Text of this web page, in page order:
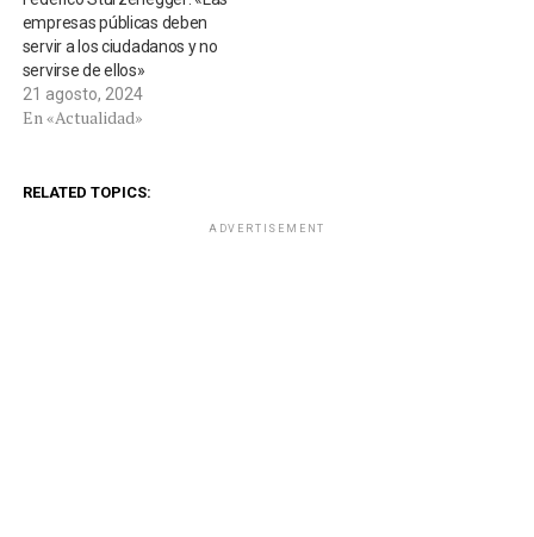
empresas públicas deben
servir a los ciudadanos y no
servirse de ellos»
21 agosto, 2024
En «Actualidad»
RELATED TOPICS:
ADVERTISEMENT